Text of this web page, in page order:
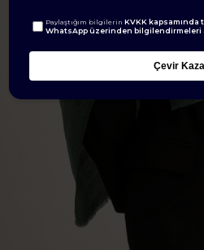
Paylaştığım bilgilerinKVKK kapsamında
WhatsApp üzerinden bilgilendirmeleri
Çevir